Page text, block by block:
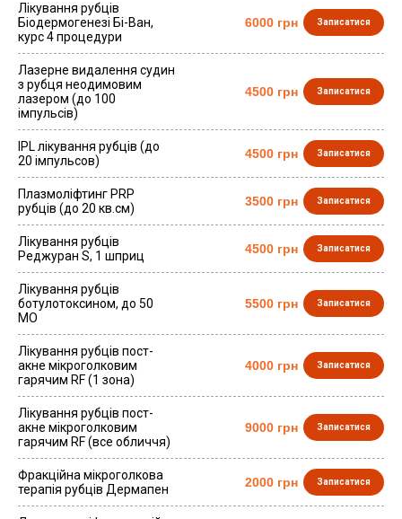
Лікування рубців
Біодермогенезі Бі-Ван,
курс 4 процедури
6000 грн Записатися
Лазерне видалення судин
з рубця неодимовим
лазером (до 100
імпульсів)
4500 грн Записатися
IPL лікування рубців (до
20 імпульсов)
4500 грн Записатися
Плазмоліфтинг PRP
рубців (до 20 кв.см)
3500 грн Записатися
Лікування рубців
Реджуран S, 1 шприц
4500 грн Записатися
Лікування рубців
ботулотоксином, до 50
МО
5500 грн Записатися
Лікування рубців пост-
акне мікроголковим
гарячим RF (1 зона)
4000 грн Записатися
Лікування рубців пост-
акне мікроголковим
гарячим RF (все обличчя)
9000 грн Записатися
Фракційна мікроголкова
терапія рубців Дермапен
2000 грн Записатися